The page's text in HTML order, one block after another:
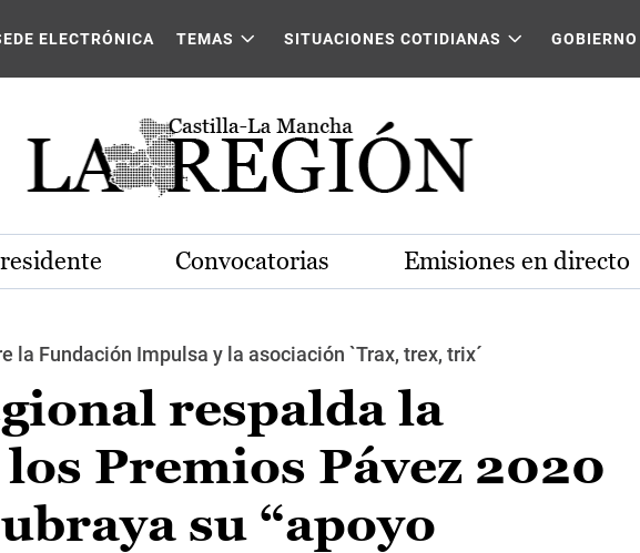
ELECTRÓNICA TEMAS SITUACIONES COTIDIANAS GOBIERNO
Convocatorias Emisiones en directo
la Fundación Impulsa y la asociación `Trax, trex, trix´
respalda la
Premios Pávez 2020
su “apoyo